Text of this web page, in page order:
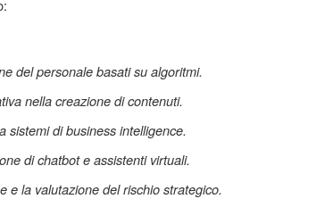
del personale basati su algoritmi.
nella creazione di contenuti.
sistemi di business intelligence.
di chatbot e assistenti virtuali.
e la valutazione del rischio strategico.